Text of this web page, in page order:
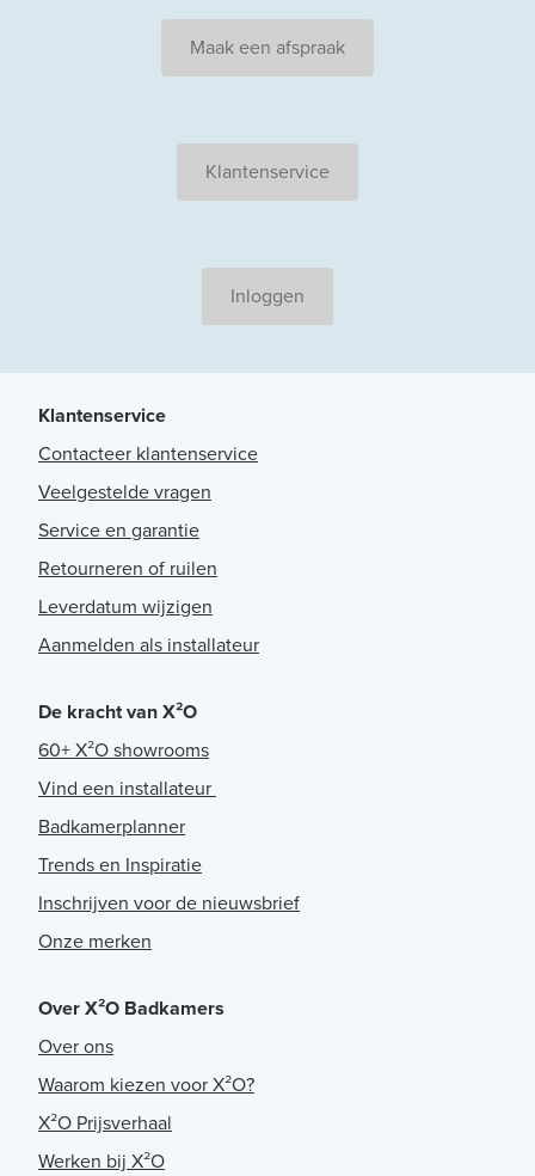
Maak een afspraak
Klantenservice
Inloggen
Klantenservice
Contacteer klantenservice
Veelgestelde vragen
Service en garantie
Retourneren of ruilen
Leverdatum wijzigen
Aanmelden als installateur
De kracht van X²O
60+ X²O showrooms
Vind een installateur
Badkamerplanner
Trends en Inspiratie
Inschrijven voor de nieuwsbrief
Onze merken
Over X²O Badkamers
Over ons
Waarom kiezen voor X²O?
X²O Prijsverhaal
Werken bij X²O